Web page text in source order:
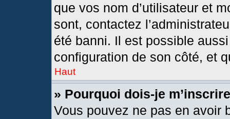
que vos nom d’utilisateur et
sont, contactez
été banni. Il est possible
configuration de son côté, et
Haut
» Pourquoi dois-je
Vous pouvez ne pas en avoir